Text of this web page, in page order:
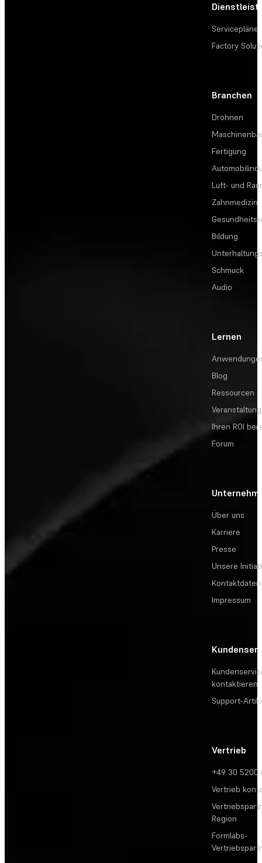
Servicepläne
Factory
Branchen
Drohnen
Fertigung
Luft- und
Zahnmedizin
Bildung
Schmuck
Audio
Lernen
Blog
Ressourcen
Ihren ROI
Forum
Über uns
Karriere
Presse
Unsere
Kontaktdaten
Impressum
kontaktieren
Support-
Vertrieb
+49 30 5200
Vertrieb
Region
Formlabs-